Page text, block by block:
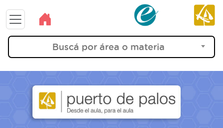
Buscá por área o materia